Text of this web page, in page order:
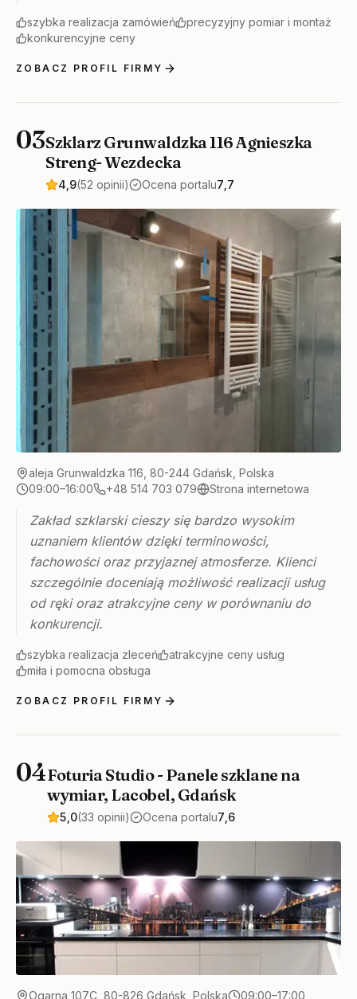
szybka realizacja zamówień
precyzyjny pomiar i montaż
konkurencyjne ceny
ZOBACZ PROFIL FIRMY
03Szklarz Grunwaldzka 116 Agnieszka
Streng- Wezdecka
4,9(52 opinii) Ocena portalu7,7
aleja Grunwaldzka 116, 80-244 Gdańsk, Polska
09:00–16:00
+48 514 703 079 Strona internetowa
Zakład szklarski cieszy się bardzo wysokim
uznaniem klientów dzięki terminowości,
fachowości oraz przyjaznej atmosferze. Klienci
szczególnie doceniają możliwość realizacji usług
od ręki oraz atrakcyjne ceny w porównaniu do
konkurencji.
szybka realizacja zleceń
atrakcyjne ceny usług
miła i pomocna obsługa
ZOBACZ PROFIL FIRMY
04Foturia Studio - Panele szklane na
wymiar, Lacobel, Gdańsk
5,0(33 opinii) Ocena portalu7,6
Ogarna 107C, 80-826 Gdańsk, Polska
09:00–17:00